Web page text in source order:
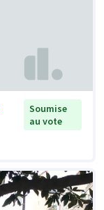
Soumise
au vote